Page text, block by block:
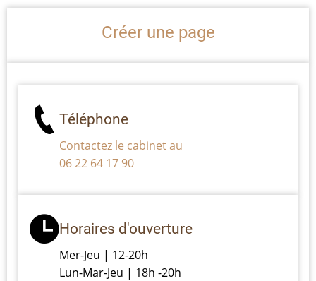
Créer une page
Téléphone
Contactez le cabinet au
06 22 64 17 90
Horaires d'ouverture
Mer-Jeu | 12-20h
Lun-Mar-Jeu | 18h -20h